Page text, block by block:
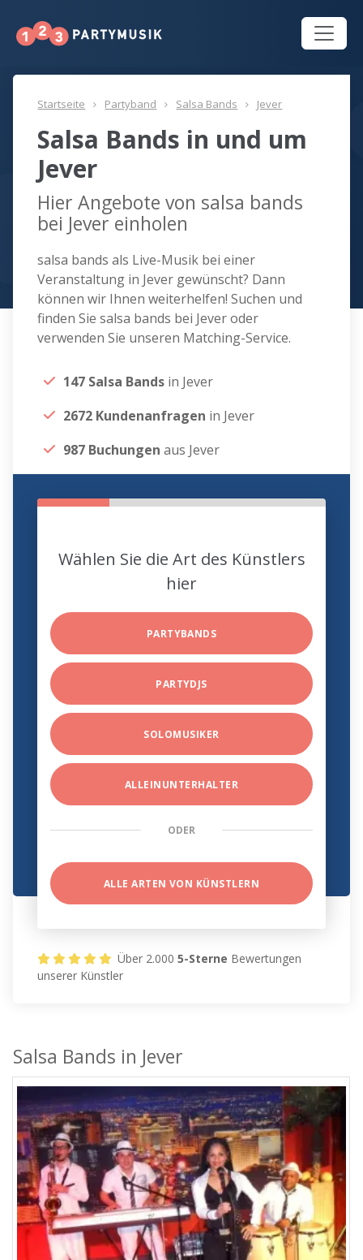
Startseite Partyband Salsa Bands Jever
Salsa Bands in und um
Jever
Hier Angebote von salsa bands
bei Jever einholen
salsa bands als Live-Musik bei einer
Veranstaltung in Jever gewünscht? Dann
können wir Ihnen weiterhelfen! Suchen und
finden Sie salsa bands bei Jever oder
verwenden Sie unseren Matching-Service.
147 Salsa Bands in Jever
2672 Kundenanfragen in Jever
987 Buchungen aus Jever
Wählen Sie die Art des Künstlers
hier
PARTYBANDS
PARTYDJS
SOLOMUSIKER
ALLEINUNTERHALTER
ODER
ALLE ARTEN VON KÜNSTLERN
Über 2.0005-Sterne Bewertungen
unserer Künstler
Salsa Bands in Jever